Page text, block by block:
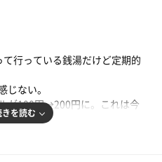
。決して混雑度は空いてい
テンツがしっかりしているの
ビール飲んでふわふわしなが
く、無駄な汗のかきなおしも無
まとまった旅行としては申し分
行っている銭湯だけど定期的
ない。
が100円→200円に。これは今
とタオル借りないやーつVSタ
を読む